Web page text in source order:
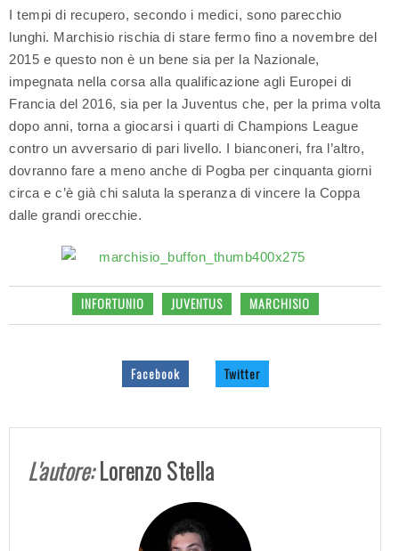
I tempi di recupero, secondo i medici, sono parecchio
lunghi. Marchisio rischia di stare fermo fino a novembre del
2015 e questo non è un bene sia per la Nazionale,
impegnata nella corsa alla qualificazione agli Europei di
Francia del 2016, sia per la Juventus che, per la prima volta
dopo anni, torna a giocarsi i quarti di Champions League
contro un avversario di pari livello. I bianconeri, fra l’altro,
dovranno fare a meno anche di Pogba per cinquanta giorni
circa e c’è già chi saluta la speranza di vincere la Coppa
dalle grandi orecchie.
INFORTUNIO JUVENTUS MARCHISIO
Facebook Twitter
L'autore:Lorenzo Stella